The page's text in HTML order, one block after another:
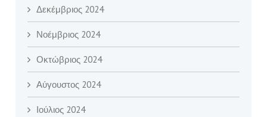
Δεκέμβριος 2024
Νοέμβριος 2024
Οκτώβριος 2024
Αύγουστος 2024
Ιούλιος 2024